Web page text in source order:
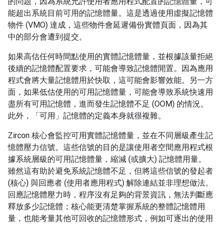
能超出系統目前可用的記憶體量。這是透過使用虛擬記憶體
物件 (VMO) 達成，這些物件會延遲備份實體頁面，因為其
中的部分會遭到提交。
如果高估任何時間點使用的實體記憶體量，並根據該量拒絕
後續的記憶體配置要求，可能會導致記憶體閒置。因為應用
程式會將大量記憶體用於快取，這可能會影響效能。另一方
面，如果低估使用的可用記憶體量，可能會導致系統快速用
盡所有可用記憶體，進而發生記憶體不足 (OOM) 的情況。
此外，「可用」記憶體的定義本身就很複雜。
Zircon 核心會監控可用實體記憶體量，並在不同層級產生記
憶體壓力信號。這些信號的目的是讓使用者空間應用程式根
據系統層級的可用記憶體量，縮減 (或擴大) 記憶體用量。
雖然這有助於避免系統記憶體不足，但將這些信號的發起者
(核心) 與回應者 (使用者應用程式) 解除連結並非理想做法。
回應記憶體壓力時，程序沒有足夠的背景資訊，無法判斷應
釋放多少記憶體；核心能更清楚掌握系統的整體記憶體用
量，也能考量其他可回收的記憶體形式，例如可逐出的使用